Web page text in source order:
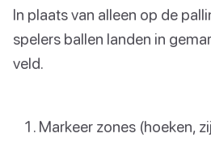
In plaats van alleen op de
spelers ballen landen in
veld.
Markeer zones (hoeken,